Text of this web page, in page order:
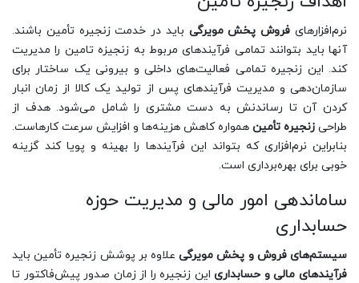
نرم‌افزارهایفروش پخش مویرگی باید در خدمت زنجیره تأمین باشند.
آنها باید بتوانند تمامی فرآیندهای مربوط به زنجیزه تامین را مدیریت
کند. این زنجیره تمامی فعالیت‌های داخلی و بیرونی یک ساختار برای
سازمان‌دهی و مدیریت‌ فرآیندهای پس از تولید یک کالا از زمان انبار
کردن آن تا رساندنش به دست مشتری را شامل می‌شود. هدف از
طراحی زنجیره تأمین همواره کاهش هزینه‌‌ها و افزایش سرعت کار‌هاست.
بنابراین نرم‌افزاری که بتواند این فرآیندها را بهینه و پویا کند گزینه
خوبی برای بهره‌برداری است.
ساماندهی امور مالی و مدیریت حوزه
حسابداری
سیستم‌های فروش و پخش مویرگیعلاوه بر پوشش زنجیره تأمین باید
فرآیندهای مالی و حسابداریاین زنجیره را از زمان صدور پیش‌فاکتور تا